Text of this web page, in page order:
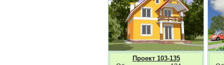
Проект 103-135